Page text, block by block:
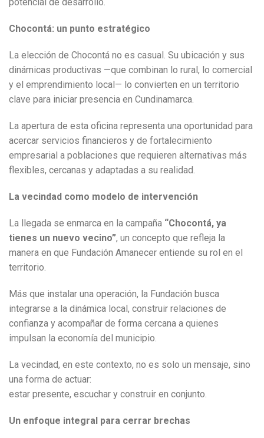
Chocontá: un punto estratégico
La elección de Chocontá no es casual. Su ubicación y sus
dinámicas productivas —que combinan lo rural, lo comercial
y el emprendimiento local— lo convierten en un territorio
clave para iniciar presencia en Cundinamarca.
La apertura de esta oficina representa una oportunidad para
acercar servicios financieros y de fortalecimiento
empresarial a poblaciones que requieren alternativas más
flexibles, cercanas y adaptadas a su realidad.
La vecindad como modelo de intervención
La llegada se enmarca en la campaña “Chocontá, ya
tienes un nuevo vecino”, un concepto que refleja la
manera en que Fundación Amanecer entiende su rol en el
territorio.
Más que instalar una operación, la Fundación busca
integrarse a la dinámica local, construir relaciones de
confianza y acompañar de forma cercana a quienes
impulsan la economía del municipio.
La vecindad, en este contexto, no es solo un mensaje, sino
una forma de actuar:
estar presente, escuchar y construir en conjunto.
Un enfoque integral para cerrar brechas